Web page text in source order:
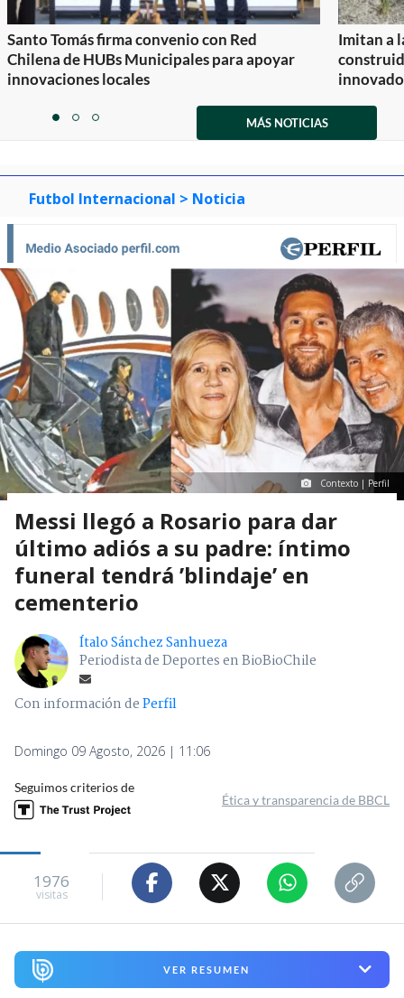
Santo Tomás firma convenio con Red
Chilena de HUBs Municipales para apoyar
innovaciones locales
Imitan a
itemitemitem
MÁS NOTICIAS
Futbol Internacional > Noticia
Contexto | Perfil
Messi llegó a Rosario para dar
último adiós a su padre: íntimo
funeral tendrá ’blindaje’ en
cementerio
Ítalo Sánchez Sanhueza
Periodista de Deportes en BioBioChile
Con información dePerfil
Domingo 09 Agosto, 2026 | 11:06
Seguimos criterios de
Ética y transparencia de BBCL
1976
visitas
VER RESUMEN